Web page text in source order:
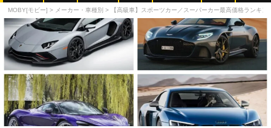
MOBY[モビー] > メーカー・車種別 > 【高級車】スポーツカー／スーパーカー最高価格ランキ